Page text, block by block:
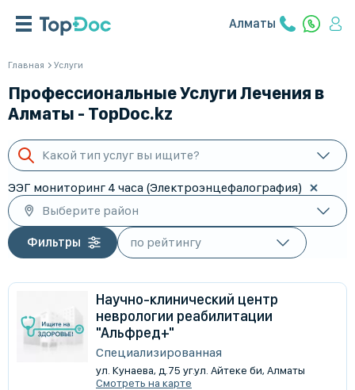
Алматы
Главная Услуги
Профессиональные Услуги Лечения в
Алматы - TopDoc.kz
Какой тип услуг вы ищите?
ЭЭГ мониторинг 4 часа (Электроэнцефалография)
Выберите район
Фильтры
Научно-клинический центр
неврологии реабилитации
"Альфред+"
Специализированная
ул. Кунаева, д.75 уг.ул. Айтеке би, Алматы
Смотреть на карте